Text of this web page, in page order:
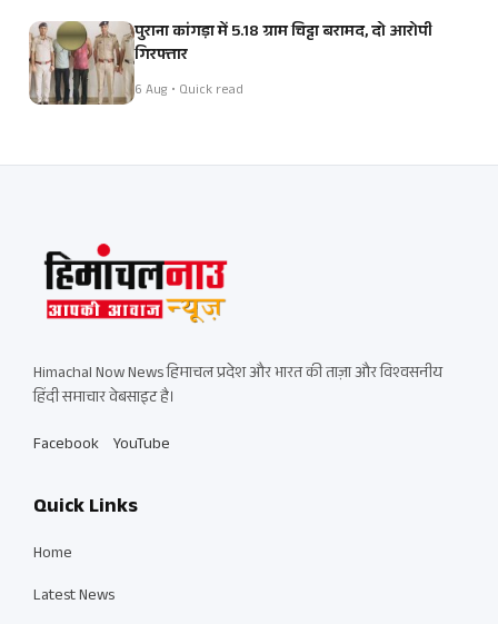
पुराना कांगड़ा में 5.18 ग्राम चिट्टा बरामद, दो आरोपी
गिरफ्तार
6 Aug • Quick read
Himachal Now News हिमाचल प्रदेश और भारत की ताज़ा और विश्वसनीय
हिंदी समाचार वेबसाइट है।
Facebook YouTube
Quick Links
Home
Latest News